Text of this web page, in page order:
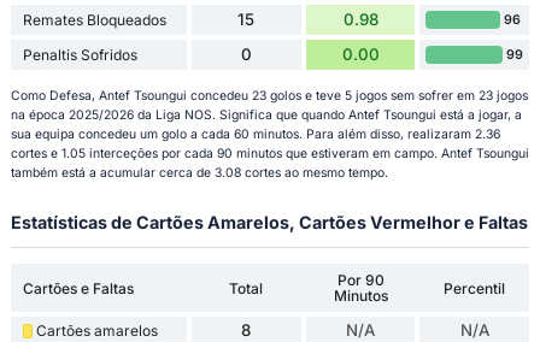
Remates Bloqueados 15 0.98 96
Penaltis Sofridos 0 0.00 99
Como Defesa, Antef Tsoungui concedeu 23 golos e teve 5 jogos sem sofrer em 23 jogos
na época 2025/2026 da Liga NOS. Significa que quando Antef Tsoungui está a jogar, a
sua equipa concedeu um golo a cada 60 minutos. Para além disso, realizaram 2.36
cortes e 1.05 interceções por cada 90 minutos que estiveram em campo. Antef Tsoungui
também está a acumular cerca de 3.08 cortes ao mesmo tempo.
Estatísticas de Cartões Amarelos, Cartões Vermelhor e Faltas
Cartões e Faltas Total
Por 90
Minutos
Percentil
Cartões amarelos 8 N/A N/A